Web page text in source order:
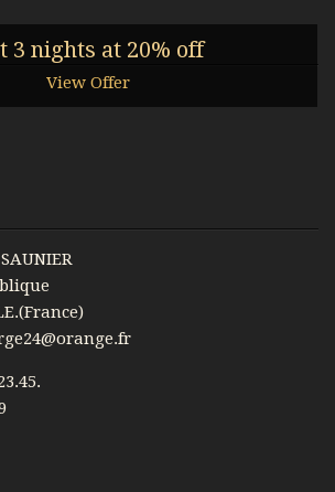
3 nights at 20% off
View Offer